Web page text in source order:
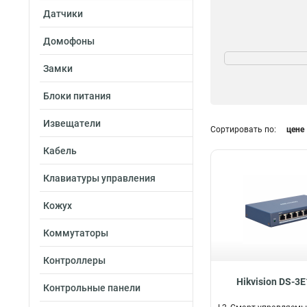
Датчики
Домофоны
Замки
Блоки питания
Извещатели
Кабель
Клавиатуры управления
Кожух
Коммутаторы
Контроллеры
Контрольные панели
ДА 12
Сортировать по: цене
Hikvision DS-